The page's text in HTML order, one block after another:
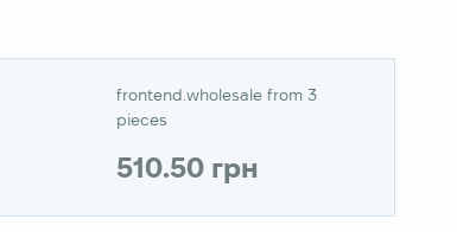
frontend.wholesale from 3
pieces
510.50 грн